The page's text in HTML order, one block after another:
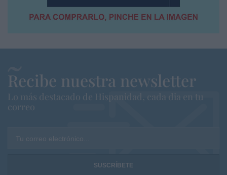
Recibe nuestra newsletter
Lo más destacado de Hispanidad, cada dia en tu
correo
Tu correo electrónico...